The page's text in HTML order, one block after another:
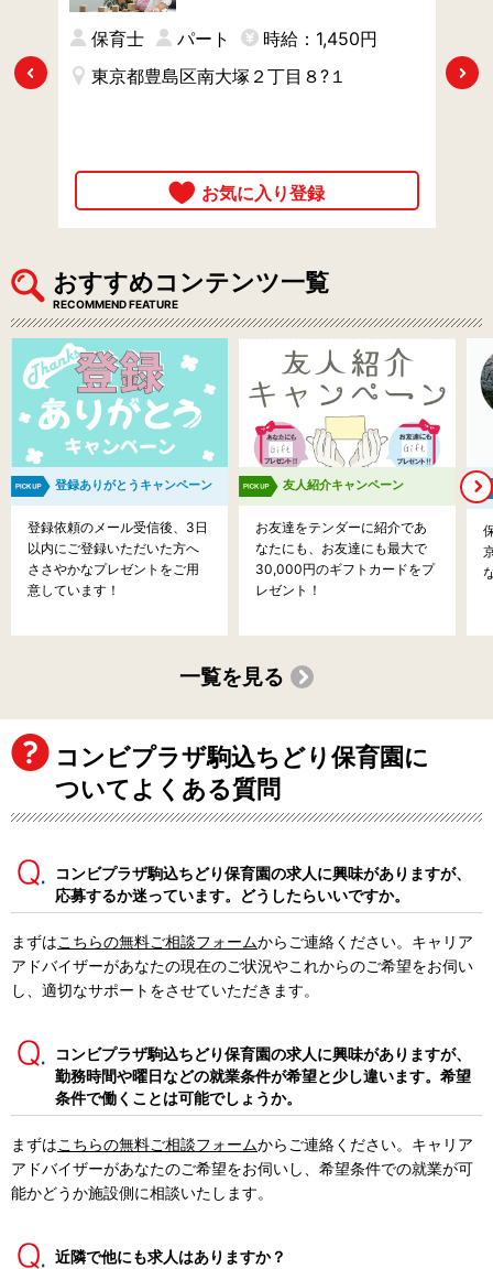
Previous
員12名で小規模
保育士 パート
時給：1,450円
東京都豊島区南大塚２丁目８?１
Next
おすすめコンテンツ一覧
RECOMMEND FEATURE
登録ありがとうキャンペーン
登録依頼のメール受信後、3日
以内にご登録いただいた方へ
ささやかなプレゼントをご用
意しています！
友人紹介キャンペーン
お友達をテンダーに紹介であ
なたにも、お友達にも最大で
30,000円のギフトカードをプ
レゼント！
一覧を見る
コンビプラザ駒込ちどり保育園に
ついてよくある質問
コンビプラザ駒込ちどり保育園の求人に興味がありますが、
応募するか迷っています。どうしたらいいですか。
まずはこちらの無料ご相談フォームからご連絡ください。キャリア
アドバイザーがあなたの現在のご状況やこれからのご希望をお伺い
し、適切なサポートをさせていただきます。
コンビプラザ駒込ちどり保育園の求人に興味がありますが、
勤務時間や曜日などの就業条件が希望と少し違います。希望
条件で働くことは可能でしょうか。
まずはこちらの無料ご相談フォームからご連絡ください。キャリア
アドバイザーがあなたのご希望をお伺いし、希望条件での就業が可
能かどうか施設側に相談いたします。
近隣で他にも求人はありますか？